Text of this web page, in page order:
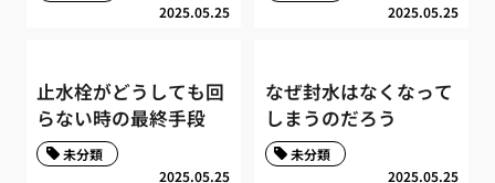
2025.05.25 2025.05.25
止水栓がどうしても回
らない時の最終手段
2025.05.25
未分類
なぜ封水はなくなって
しまうのだろう
2025.05.25
未分類